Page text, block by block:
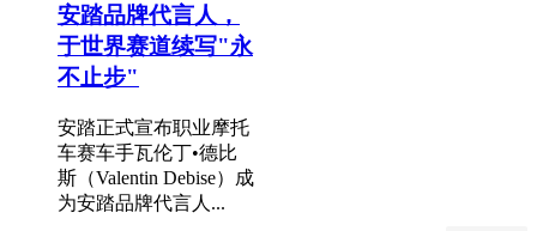
安踏品牌代言人，
于世界赛道续写"永
不止步"
安踏正式宣布职业摩托
车赛车手瓦伦丁•德比
斯（Valentin Debise）成
为安踏品牌代言人...